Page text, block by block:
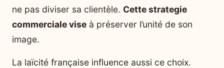
ne pas diviser sa clientèle. Cette strategie
commerciale vise à préserver l’unité de son
image.
La laïcité française influence aussi ce choix.